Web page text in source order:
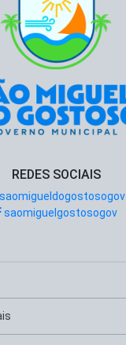
REDES SOCIAIS
saomiguelgostosogov